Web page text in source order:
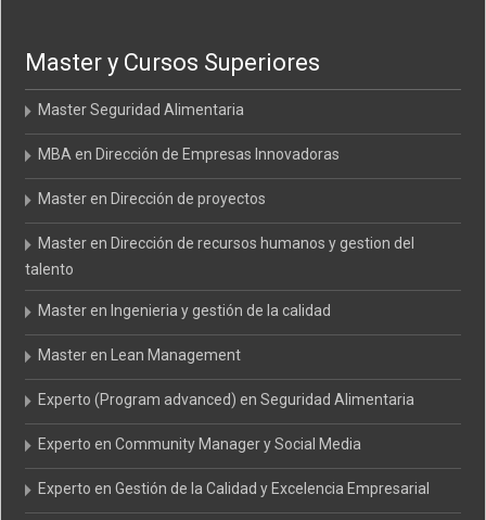
Master y Cursos Superiores
Master Seguridad Alimentaria
MBA en Dirección de Empresas Innovadoras
Master en Dirección de proyectos
Master en Dirección de recursos humanos y gestion del
talento
Master en Ingenieria y gestión de la calidad
Master en Lean Management
Experto (Program advanced) en Seguridad Alimentaria
Experto en Community Manager y Social Media
Experto en Gestión de la Calidad y Excelencia Empresarial